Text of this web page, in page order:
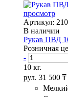
просмотр
Артикул:
В наличии
Рукав ПВД
Розничная
-
10 кг.
рул. 31 500 ₸